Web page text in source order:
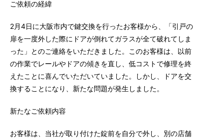
ご依頼の経緯
2月4日に大阪市内で鍵交換を行ったお客様から、「引戸の
扉を一度外した際にドアが倒れてガラスが全て破れてしま
った」とのご連絡をいただきました。このお客様は、以前
の作業でレールやドアの傾きを直し、低コストで修理を終
えたことに喜んでいただいていました。しかし、ドアを交
換することになり、新たな問題が発生しました。
新たなご依頼内容
お客様は、当社が取り付けた錠前を自分で外し、別の店舗